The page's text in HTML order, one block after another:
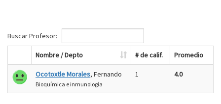
Buscar Profesor:
Nombre / Depto # de calif. Promedio
Ocotoxtle Morales, Fernando
Bioquímica e inmunología
1 4.0